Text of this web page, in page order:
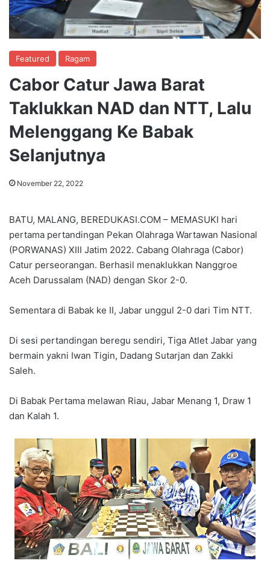
Featured Ragam
Cabor Catur Jawa Barat
Taklukkan NAD dan NTT, Lalu
Melenggang Ke Babak
Selanjutnya
November 22, 2022
BATU, MALANG, BEREDUKASI.COM – MEMASUKI hari
pertama pertandingan Pekan Olahraga Wartawan Nasional
(PORWANAS) XIII Jatim 2022. Cabang Olahraga (Cabor)
Catur perseorangan. Berhasil menaklukkan Nanggroe
Aceh Darussalam (NAD) dengan Skor 2-0.
Sementara di Babak ke II, Jabar unggul 2-0 dari Tim NTT.
Di sesi pertandingan beregu sendiri, Tiga Atlet Jabar yang
bermain yakni Iwan Tigin, Dadang Sutarjan dan Zakki
Saleh.
Di Babak Pertama melawan Riau, Jabar Menang 1, Draw 1
dan Kalah 1.